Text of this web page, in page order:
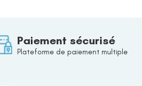
Paiement sécurisé
Plateforme de paiement multiple